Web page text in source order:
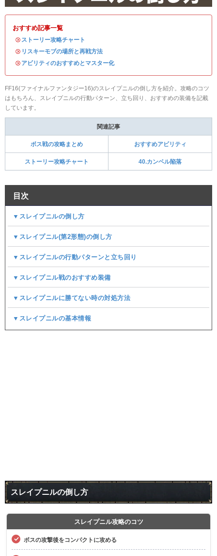
おすすめ記事一覧
・ ストーリー攻略チャート
・ リスキーモブの場所と再戦方法
・ アビリティのおすすめとマスター化
FF16(ファイナルファンタジー16)のスレイプニルの倒し方を紹介。攻略のコツ
はもちろん、スレイプニルの行動パターン、立ち回り、おすすめの装備を記載
しています。
関連記事
ボス戦の攻略まとめ おすすめアビリティ
ストーリー攻略チャート 40.カンベル陥落
目次
▼スレイプニルの倒し方
▼スレイプニル(第2形態)の倒し方
▼スレイプニルの行動パターンと立ち回り
▼スレイプニル戦のおすすめ装備
▼スレイプニルに勝てない時の対処方法
▼スレイプニルの基本情報
スレイプニルの倒し方
スレイプニル攻略のコツ
ボスの攻撃後をコンパクトに攻める